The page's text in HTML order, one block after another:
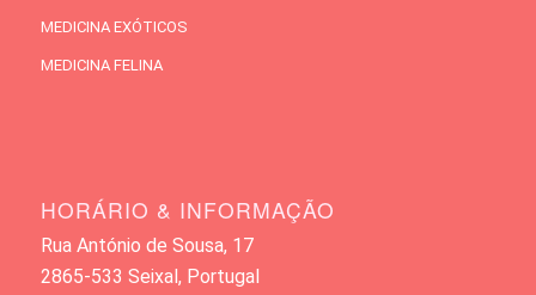
MEDICINA EXÓTICOS
MEDICINA FELINA
HORÁRIO & INFORMAÇÃO
Rua António de Sousa, 17
2865-533 Seixal, Portugal